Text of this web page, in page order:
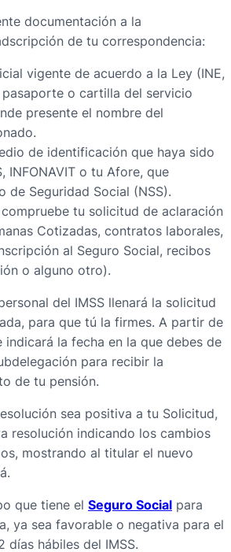
documentación a la
de tu correspondencia:
vigente de acuerdo a la Ley (INE,
o cartilla del servicio
presente el nombre del
de identificación que haya sido
INFONAVIT o tu Afore, que
de Seguridad Social (NSS).
tu solicitud de aclaración
Cotizadas, contratos laborales,
al Seguro Social, recibos
o alguno otro).
del IMSS llenará la solicitud
para que tú la firmes. A partir de
indicará la fecha en la que debes de
para recibir la
de tu pensión.
sea positiva a tu Solicitud,
resolución indicando los cambios
mostrando al titular el nuevo
que tiene el Seguro Social para
ya sea favorable o negativa para el
días hábiles del IMSS.